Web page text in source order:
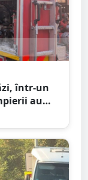
într-un
au